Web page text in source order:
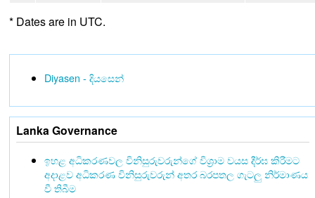
* Dates are in UTC.
Diyasen - දියසෙන්
Lanka Governance
ඉහළ අධිකරණවල විනිසුරුවරුන්ගේ විශ්‍රාම වයස දීර්ඝ කිරීමට
අදාළව අධිකරණ විනිසුරුවරුන් අතර බරපතල ගැටලු නිර්මාණය
වී තිබීම